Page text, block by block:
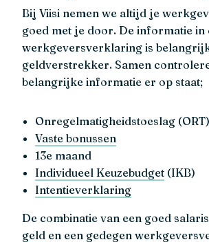
Bij Viisi nemen we altijd je
goed met je door. De informatie in
werkgeversverklaring is
geldverstrekker. Samen
belangrijke informatie er op staat;
Onregelmatigheidstoeslag (ORT)
Vaste bonussen
13e maand
Individueel Keuzebudget (IKB)
Intentieverklaring
De combinatie van een goed
geld en een gedegen